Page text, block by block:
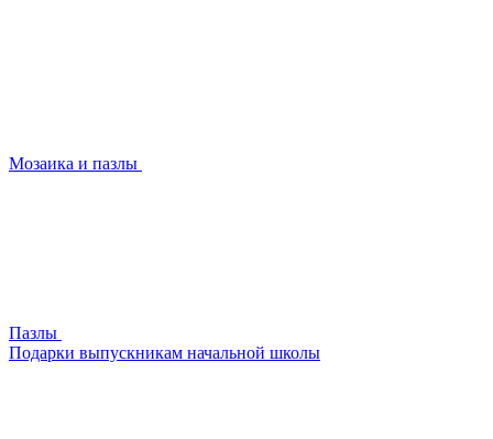
Мозаика и пазлы
Пазлы
Подарки выпускникам начальной школы